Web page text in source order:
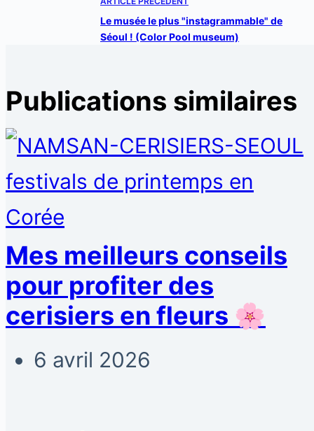
Le musée le plus "instagrammable" de
Séoul ! (Color Pool museum)
Publications similaires
Mes meilleurs conseils
pour profiter des
cerisiers en fleurs 🌸
6 avril 2026